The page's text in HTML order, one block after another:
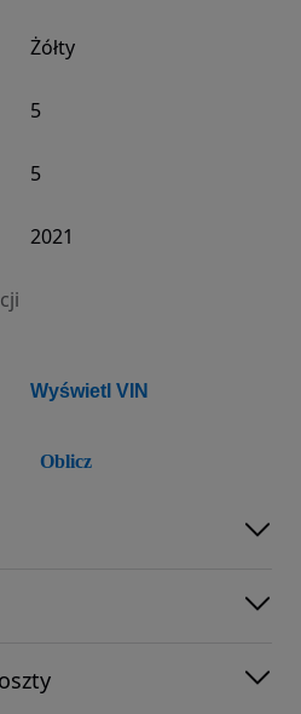
Żółty
5
5
2021
Wyświetl VIN
Oblicz